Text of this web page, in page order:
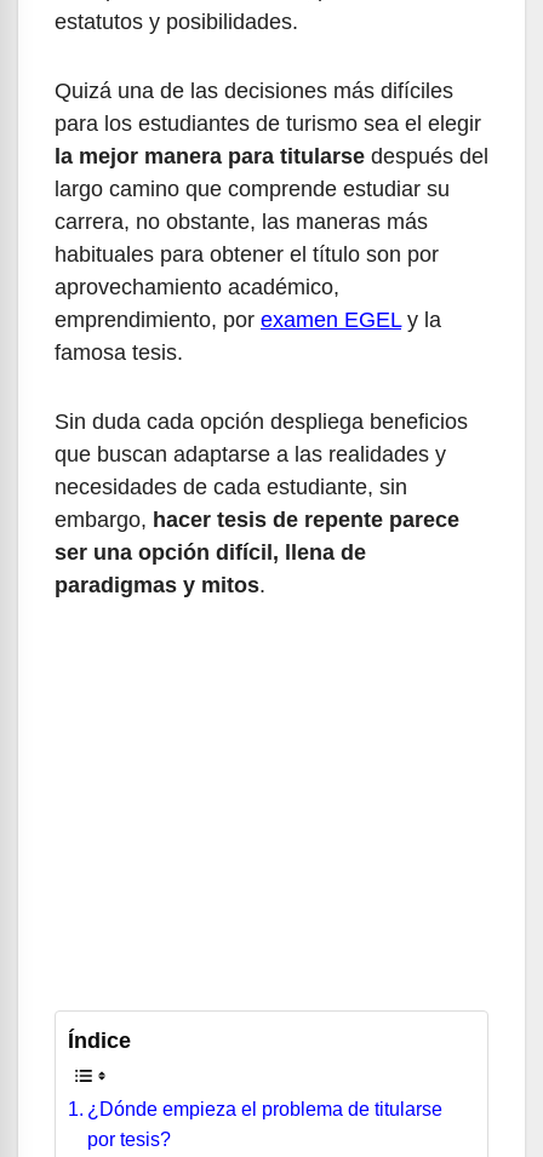
estatutos y posibilidades.
Quizá una de las decisiones más difíciles
para los estudiantes de turismo sea el elegir
la mejor manera para titularse después del
largo camino que comprende estudiar su
carrera, no obstante, las maneras más
habituales para obtener el título son por
aprovechamiento académico,
emprendimiento, por examen EGELy la
famosa tesis.
Sin duda cada opción despliega beneficios
que buscan adaptarse a las realidades y
necesidades de cada estudiante, sin
embargo, hacer tesis de repente parece
ser una opción difícil, llena de
paradigmas y mitos.
Índice
¿Dónde empieza el problema de titularse
por tesis?